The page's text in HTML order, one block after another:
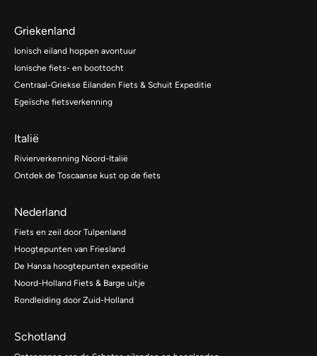
Griekenland
Ionisch eiland hoppen avontuur
Ionische fiets- en boottocht
Centraal-Griekse Eilanden Fiets & Schuit Expeditie
Egeïsche fietsverkenning
Italië
Rivierverkenning Noord-Italië
Ontdek de Toscaanse kust op de fiets
Nederland
Fiets en zeil door Tulpenland
Hoogtepunten van Friesland
De Hansa hoogtepunten expeditie
Noord-Holland Fiets & Barge uitje
Rondleiding door Zuid-Holland
Schotland